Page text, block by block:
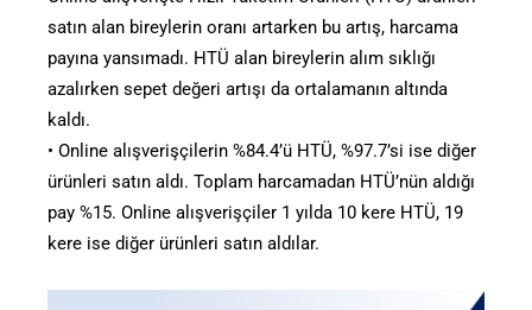
satın alan bireylerin oranı artarken bu artış, harcama
payına yansımadı. HTÜ alan bireylerin alım sıklığı
azalırken sepet değeri artışı da ortalamanın altında
kaldı.
• Online alışverişçilerin %84.4’ü HTÜ, %97.7’si ise diğer
ürünleri satın aldı. Toplam harcamadan HTÜ’nün aldığı
pay %15. Online alışverişçiler 1 yılda 10 kere HTÜ, 19
kere ise diğer ürünleri satın aldılar.